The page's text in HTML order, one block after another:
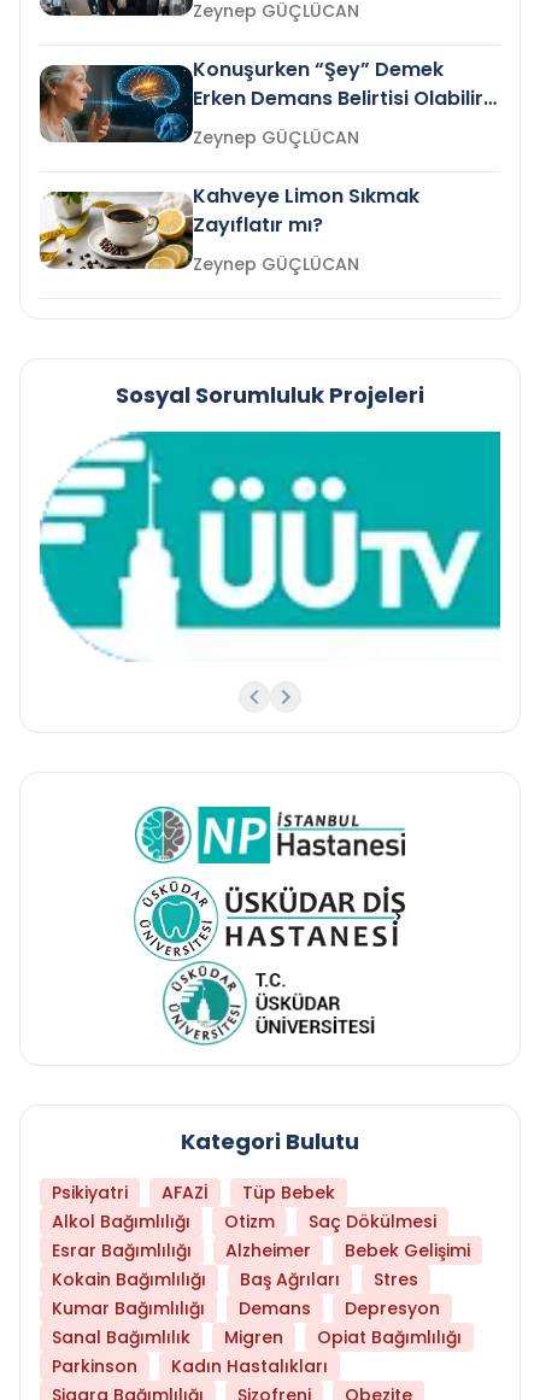
Zeynep GÜÇLÜCAN
Konuşurken “Şey” Demek
Erken Demans Belirtisi Olabilir
mi?
Zeynep GÜÇLÜCAN
Kahveye Limon Sıkmak
Zayıflatır mı?
Zeynep GÜÇLÜCAN
Sosyal Sorumluluk Projeleri
Kategori Bulutu
Psikiyatri AFAZİ
Tüp Bebek
Alkol Bağımlılığı
Otizm
Saç Dökülmesi
Esrar Bağımlılığı
Alzheimer
Bebek Gelişimi
Kokain Bağımlılığı
Baş Ağrıları
Stres
Kumar Bağımlılığı
Demans
Depresyon
Sanal Bağımlılık
Migren
Opiat Bağımlılığı
Parkinson
Kadın Hastalıkları
Sigara Bağımlılığı
Şizofreni Obezite